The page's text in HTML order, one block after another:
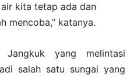
kita tetap ada dan
mencoba,” katanya.
Jangkuk yang melintasi
salah satu sungai yang